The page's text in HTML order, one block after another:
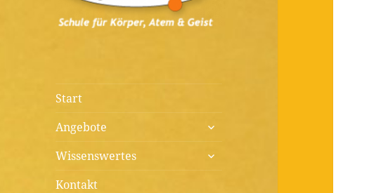
Geist
Start
Angebote
untermenü
Wissenswertes
untermenü
Kontakt